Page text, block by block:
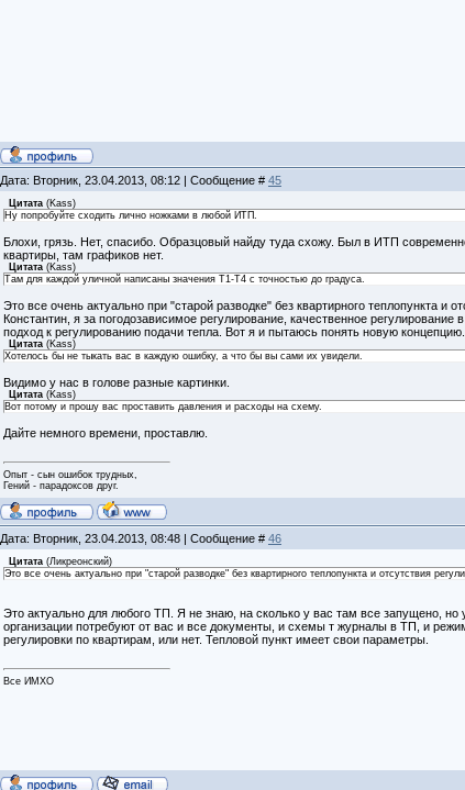
Дата: Вторник, 23.04.2013, 08:12 | Сообщение # 45
Цитата(Kass)
Ну попробуйте сходить лично ножками в любой ИТП.
Блохи, грязь. Нет, спасибо. Образцовый найду туда схожу. Был в ИТП
квартиры, там графиков нет.
Цитата(Kass)
Там для каждой уличной написаны значения Т1-Т4 с точностью до градуса.
Это все очень актуально при "старой разводке" без квартирного теплопункта и
Константин, я за погодозависимое регулирование, качественное
подход к регулированию подачи тепла. Вот я и пытаюсь понять новую концепцию.
Цитата(Kass)
Хотелось бы не тыкать вас в каждую ошибку, а что бы вы сами их увидели.
Видимо у нас в голове разные картинки.
Цитата(Kass)
Вот потому и прошу вас проставить давления и расходы на схему.
Дайте немного времени, проставлю.
Опыт - сын ошибок трудных,
Гений - парадоксов друг.
Дата: Вторник, 23.04.2013, 08:48 | Сообщение # 46
Цитата(Ликреонский)
Это все очень актуально при "старой разводке" без квартирного теплопункта и отсутствия
Это актуально для любого ТП. Я не знаю, на сколько у вас там все запущено,
организации потребуют от вас и все документы, и схемы т журналы в ТП, и
регулировки по квартирам, или нет. Тепловой пункт имеет свои параметры.
Все ИМХО